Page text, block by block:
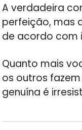
A verdadeira
perfeição, mas
de acordo com
Quanto mais
os outros
genuína é